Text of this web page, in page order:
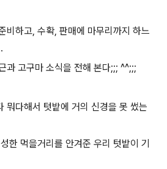
비하고, 수확, 판매에 마무리까지 하느
과 고구마 소식을 전해 본다;;; ^^;;;
뭐다해서 텃밭에 거의 신경을 못 썼는
한 먹을거리를 안겨준 우리 텃밭이 기